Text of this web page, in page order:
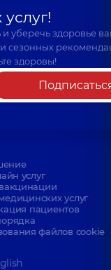
уберечь здоровье
сезонных
здоровы!
услуг
услуг
пациентов
файлов cookie